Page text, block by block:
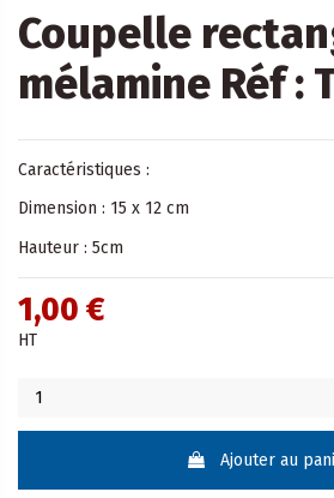
Coupelle
mélamine Réf :
Caractéristiques :
Dimension : 15 x 12 cm
Hauteur : 5cm
1,00 €
HT
Ajouter au